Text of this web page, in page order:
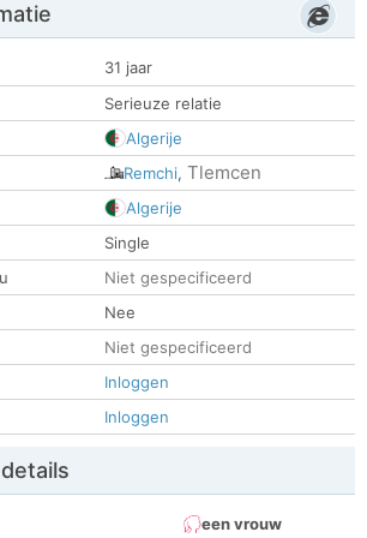
31 jaar
Serieuze relatie
Algerije
Remchi, Tlemcen
Algerije
Single
Niet gespecificeerd
Nee
Niet gespecificeerd
Inloggen
Inloggen
een vrouw